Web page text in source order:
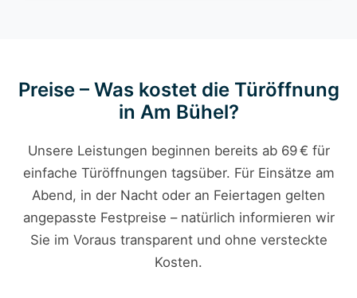
Preise – Was kostet die Türöffnung
in Am Bühel?
Unsere Leistungen beginnen bereits ab 69 € für
einfache Türöffnungen tagsüber. Für Einsätze am
Abend, in der Nacht oder an Feiertagen gelten
angepasste Festpreise – natürlich informieren wir
Sie im Voraus transparent und ohne versteckte
Kosten.